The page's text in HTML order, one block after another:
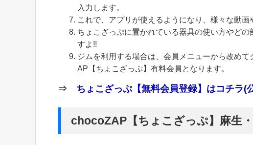
入力します。
これで、アプリが使えるようになり、様々な動画
ちょこざっぷに置かれている器具の使い方やど
すよ!!
ジムを利用する場合は、会員メニューから改め
AP【ちょこざっぷ】有料会員となります。
⇒ ちょこざっぷ【無料会員登録】はコチラ(
chocoZAP【ちょこざっぷ】麻生